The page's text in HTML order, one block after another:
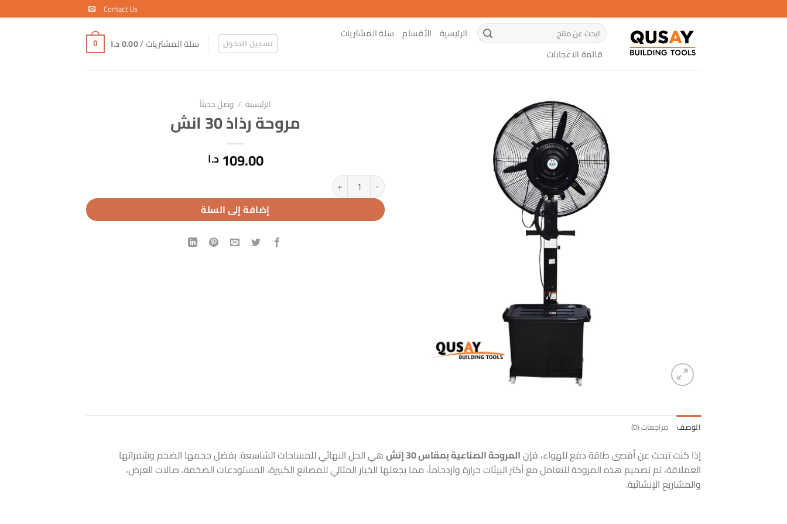
للمحتوى
Contact Us
البحث
عن:
الرئيسية الأقسام سلة المشتريات
قائمة الاعجابات
تسجيل الدخول سلة المشتريات /0.00د.ا 0
الرئيسية / وصل حديثاً
مروحة رذاذ 30 انش
109.00 د.ا
كمية مروحة رذاذ 30 انش
إضافة إلى السلة
الوصف مراجعات (0)
إذا كنت تبحث عن أقصى طاقة دفع للهواء، فإنالمروحة الصناعية بمقاس 30 إنش
هي الحل النهائي للمساحات الشاسعة. بفضل حجمها الضخم وشفراتها
العملاقة، تم تصميم هذه المروحة للتعامل مع أكثر البيئات حرارة وازدحاماً، مما يجعلها الخيار المثالي للمصانع الكبيرة، المستودعات الضخمة، صالات العرض،
والمشاريع الإنشائية.